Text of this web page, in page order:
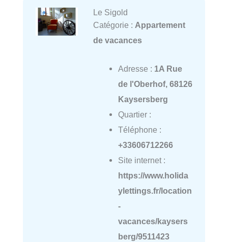
Le Sigold
Catégorie : Appartement
de vacances
Adresse : 1A Rue
de l'Oberhof, 68126
Kaysersberg
Quartier :
Téléphone :
+33606712266
Site internet :
https://www.holida
ylettings.fr/location
-
vacances/kaysers
berg/9511423